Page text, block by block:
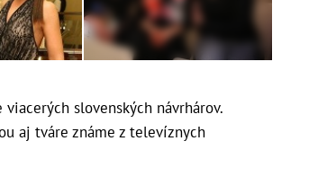
slovenských návrhárov.
aj tváre známe z televíznych